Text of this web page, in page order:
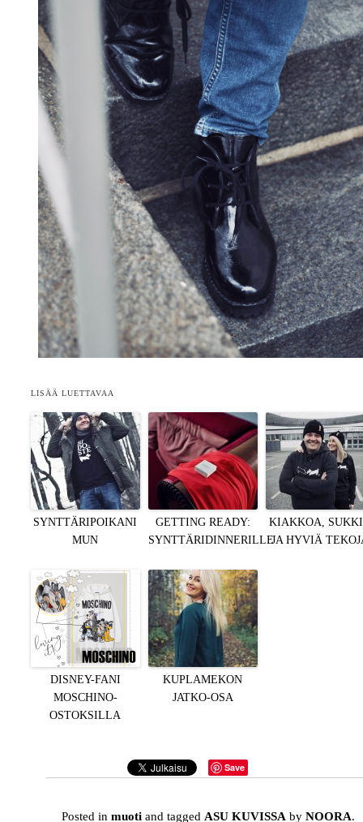
LISÄÄ LUETTAVAA
SYNTTÄRIPOIKANI
MUN
GETTING READY:
SYNTTÄRIDINNERILLE
KIAKKOA,
JA HYVIÄ
DISNEY-FANI
MOSCHINO-
OSTOKSILLA
KUPLAMEKON
JATKO-OSA
Save
Posted inmuoti and tagged ASU KUVISSA byNOORA.